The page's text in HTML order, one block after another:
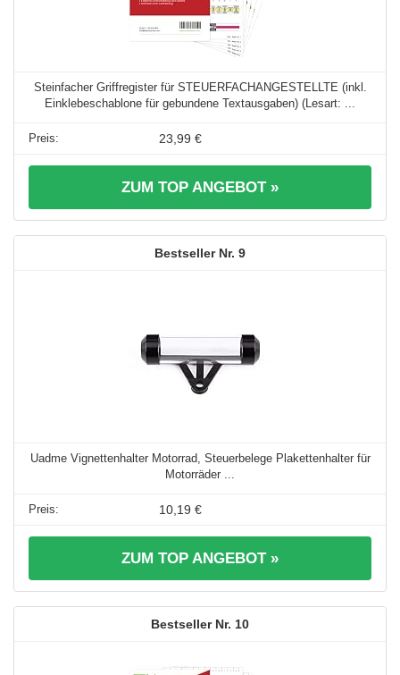
Steinfacher Griffregister für STEUERFACHANGESTELLTE (inkl.
Einklebeschablone für gebundene Textausgaben) (Lesart: ...
23,99 €
ZUM TOP ANGEBOT »
9
Uadme Vignettenhalter Motorrad, Steuerbelege Plakettenhalter für
Motorräder ...
10,19 €
ZUM TOP ANGEBOT »
10